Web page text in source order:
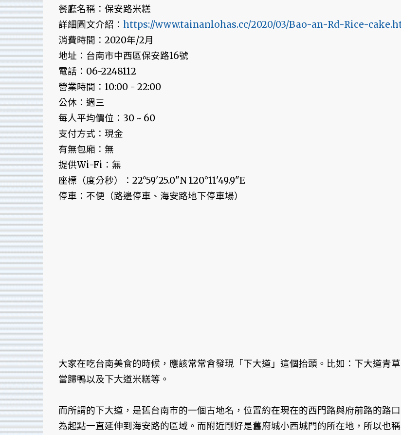
餐廳名稱：保安路米糕
詳細圖文介紹： https://www.tainanlohas.cc/2020/03/Bao-an-Rd-Rice-
消費時間：2020年/2月
地址：台南市中西區保安路16號
電話：06-2248112
營業時間：10:00 - 22:00
公休：週三
每人平均價位：30 ~ 60
支付方式：現金
有無包廂：無
提供Wi-Fi：無
座標（度分秒）：22°59'25.0"N 120°11'49.9"E
停車：不便（路邊停車、海安路地下停車場）
大家在吃台南美食的時候，應該常常會發現「下大道」這個抬頭。比如：下大道青
當歸鴨以及下大道米糕等。
而所謂的下大道，是舊台南市的一個古地名，位置約在現在的西門路與府前路的路
為起點一直延伸到海安路的區域。而附近剛好是舊府城小西城門的所在地，所以也稱